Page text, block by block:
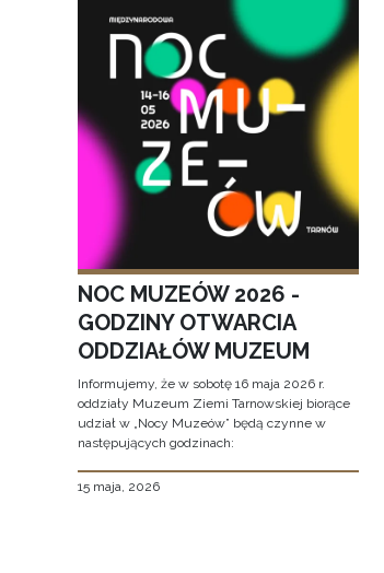
NOC MUZEÓW 2026 -
GODZINY OTWARCIA
ODDZIAŁÓW MUZEUM
Informujemy, że w sobotę 16 maja 2026 r.
oddziały Muzeum Ziemi Tarnowskiej biorące
udział w „Nocy Muzeów” będą czynne w
następujących godzinach:
15 maja, 2026